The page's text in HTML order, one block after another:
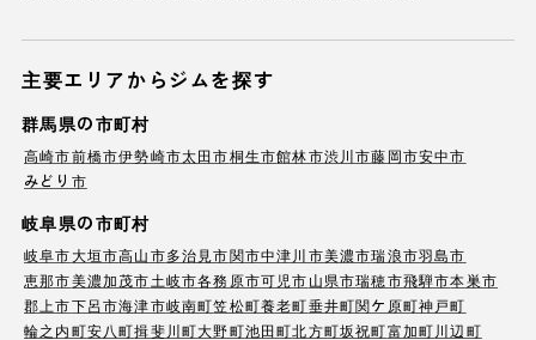
主要エリアからジムを探す
群馬県の市町村
高崎市前橋市伊勢崎市太田市桐生市館林市渋川市藤岡市安中市
みどり市
岐阜県の市町村
岐阜市大垣市高山市多治見市関市中津川市美濃市瑞浪市羽島市
恵那市美濃加茂市土岐市各務原市可児市山県市瑞穂市飛騨市本巣市
郡上市下呂市海津市岐南町笠松町養老町垂井町関ケ原町神戸町
輪之内町安八町揖斐川町大野町池田町北方町坂祝町富加町川辺町